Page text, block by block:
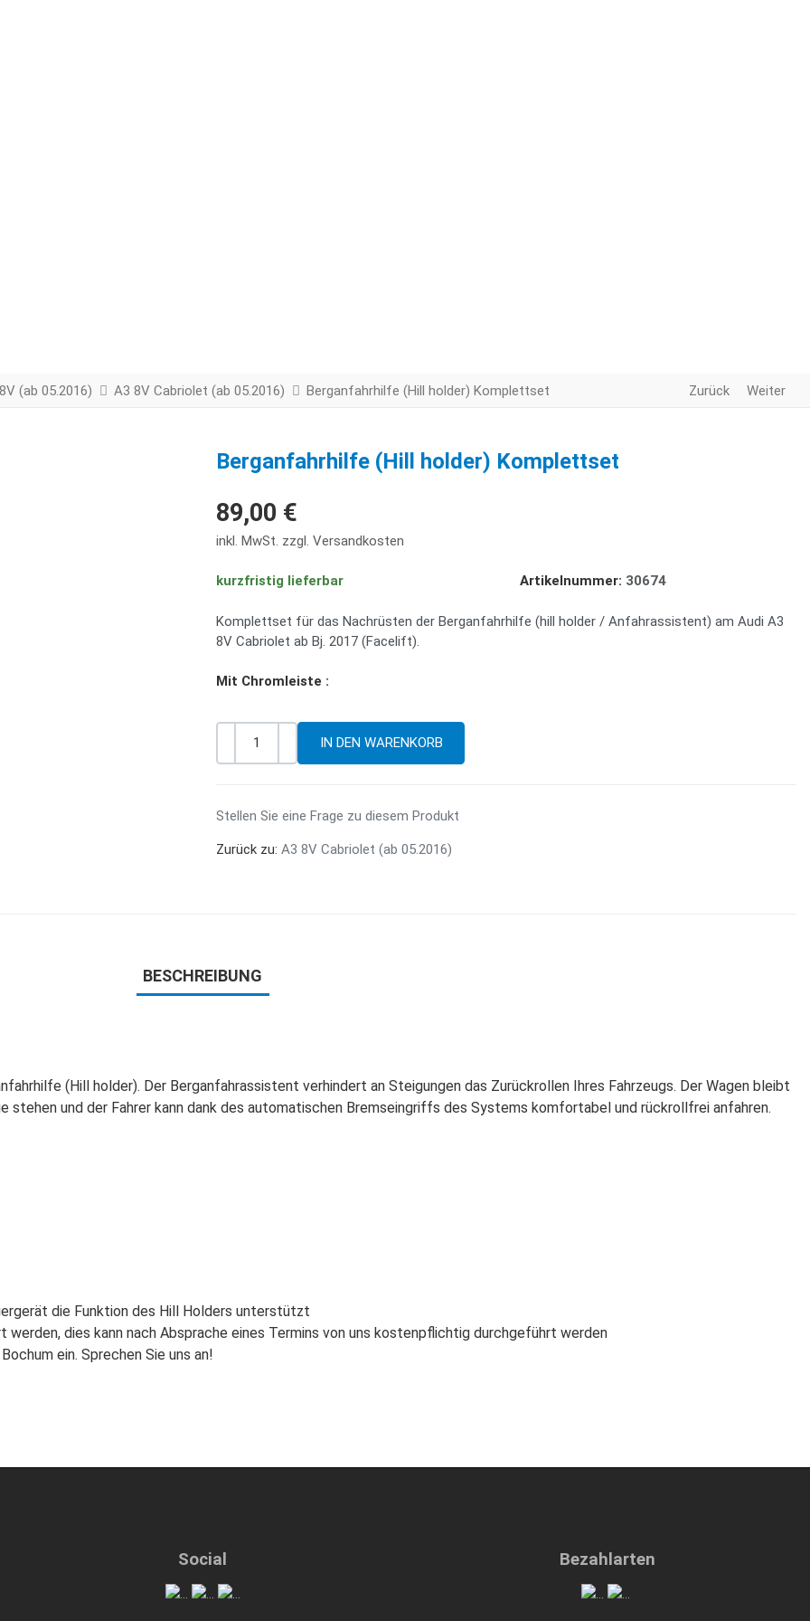
(ab 05.2016) A3 8V Cabriolet (ab 05.2016) Berganfahrhilfe (Hill holder) Komplettset Zurück Weiter
Berganfahrhilfe (Hill holder) Komplettset
89,00 €
inkl. MwSt. zzgl. Versandkosten
kurzfristig lieferbar Artikelnummer: 30674
Komplettset für das Nachrüsten der Berganfahrhilfe (hill holder / Anfahrassistent) am Audi A3
8V Cabriolet ab Bj. 2017 (Facelift).
Mit Chromleiste :
Stellen Sie eine Frage zu diesem Produkt
Zurück zu: A3 8V Cabriolet (ab 05.2016)
BESCHREIBUNG
(Hill holder). Der Berganfahrassistent verhindert an Steigungen das Zurückrollen Ihres Fahrzeugs. Der Wagen bleibt
stehen und der Fahrer kann dank des automatischen Bremseingriffs des Systems komfortabel und rückrollfrei anfahren.
die Funktion des Hill Holders unterstützt
werden, dies kann nach Absprache eines Termins von uns kostenpflichtig durchgeführt werden
ein. Sprechen Sie uns an!
Social Bezahlarten